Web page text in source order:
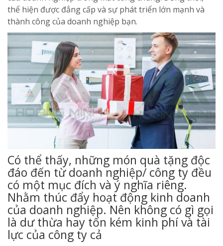
thể hiện được đẳng cấp và sự phát triển lớn mạnh và
thành công của doanh nghiệp bạn.
Có thể thấy, những món quà tặng độc
đáo đến từ doanh nghiệp/ công ty đều
có một mục đích và ý nghĩa riêng.
Nhằm thúc đẩy hoạt động kinh doanh
của doanh nghiệp. Nên không có gì gọi
là dư thừa hay tốn kém kinh phí và tài
lực của công ty cả